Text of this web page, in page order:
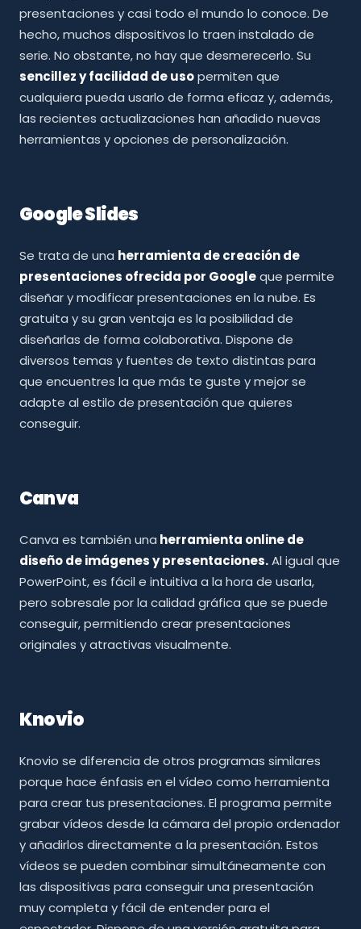
presentaciones y casi todo el mundo lo conoce. De
hecho, muchos dispositivos lo traen instalado de
serie. No obstante, no hay que desmerecerlo. Su
sencillez y facilidad de usopermiten que
cualquiera pueda usarlo de forma eficaz y, además,
las recientes actualizaciones han añadido nuevas
herramientas y opciones de personalización.
Google Slides
Se trata de una herramienta de creación de
presentaciones ofrecida por Googleque permite
diseñar y modificar presentaciones en la nube. Es
gratuita y su gran ventaja es la posibilidad de
diseñarlas de forma colaborativa. Dispone de
diversos temas y fuentes de texto distintas para
que encuentres la que más te guste y mejor se
adapte al estilo de presentación que quieres
conseguir.
Canva
Canva es también una herramienta online de
diseño de imágenes y presentaciones.Al igual que
PowerPoint, es fácil e intuitiva a la hora de usarla,
pero sobresale por la calidad gráfica que se puede
conseguir, permitiendo crear presentaciones
originales y atractivas visualmente.
Knovio
Knovio se diferencia de otros programas similares
porque hace énfasis en el vídeo como herramienta
para crear tus presentaciones. El programa permite
grabar vídeos desde la cámara del propio ordenador
y añadirlos directamente a la presentación. Estos
vídeos se pueden combinar simultáneamente con
las dispositivas para conseguir una presentación
muy completa y fácil de entender para el